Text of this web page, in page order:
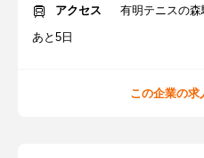
アクセス
有明テニスの
あと5日
この企業の求